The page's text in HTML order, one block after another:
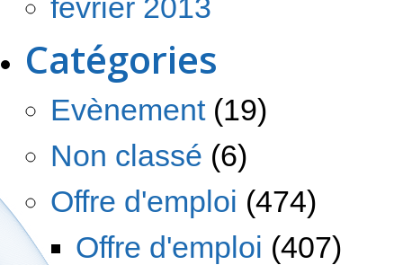
février 2013
Catégories
Evènement(19)
Non classé (6)
Offre d'emploi (474)
Offre d'emploi (407)